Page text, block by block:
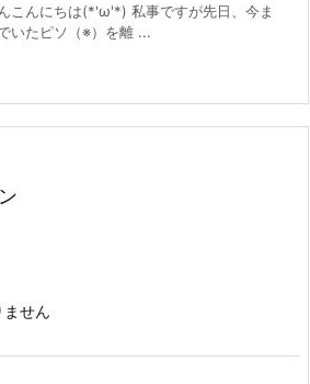
こんにちは(*'ω'*) 私事ですが先日、今ま
いたピソ（※）を離 ...
ません